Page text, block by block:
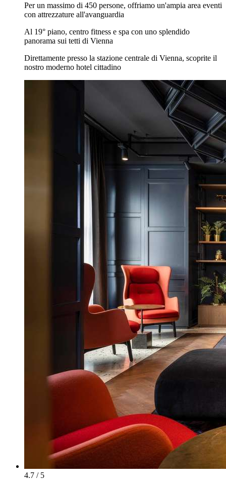
Per un massimo di 450 persone, offriamo un'ampia area eventi
con attrezzature all'avanguardia
Al 19° piano, centro fitness e spa con uno splendido
panorama sui tetti di Vienna
Direttamente presso la stazione centrale di Vienna, scoprite il
nostro moderno hotel cittadino
4.7 / 5